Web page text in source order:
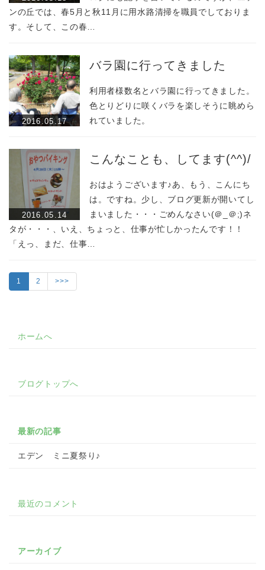
ンの丘では、春5月と秋11月に用水路清掃を職員でしておりま
す。そして、この春…
2016.05.17
バラ園に行ってきました
利用者様数名とバラ園に行ってきました。
色とりどりに咲くバラを楽しそうに眺めら
れていました。
2016.05.14
こんなことも、してます(^^)/
おはようございます♪あ、もう、こんにち
は。ですね。少し、ブログ更新が開いてし
まいました・・・ごめんなさい(＠_＠;)ネ
タが・・・、いえ、ちょっと、仕事が忙しかったんです！！
「えっ、まだ、仕事…
1 2 >>>
ホームへ
ブログトップへ
最新の記事
エデン ミニ夏祭り♪
最近のコメント
アーカイブ